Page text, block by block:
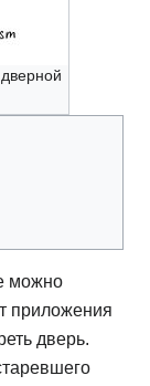
можно
приложения
дверь.